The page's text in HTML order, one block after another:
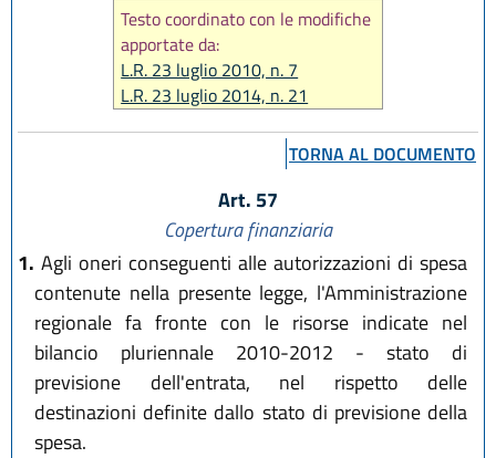
Testo coordinato con le modifiche
apportate da:
L.R. 23 luglio 2010, n. 7
L.R. 23 luglio 2014, n. 21
TORNA AL DOCUMENTO
Art. 57
Copertura finanziaria
1. Agli oneri conseguenti alle autorizzazioni di spesa
contenute nella presente legge, l'Amministrazione
regionale fa fronte con le risorse indicate nel
bilancio pluriennale 2010-2012 - stato di
previsione dell'entrata, nel rispetto delle
destinazioni definite dallo stato di previsione della
spesa.